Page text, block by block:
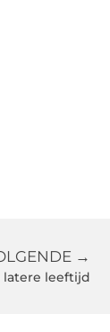
→
latere leeftijd